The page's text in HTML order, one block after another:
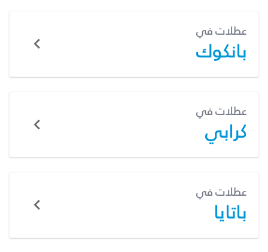
عطلات في
بانكوك
عطلات في
كرابي
عطلات في
باتايا